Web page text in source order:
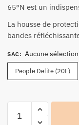
65°N est un
La housse de
bandes
SAC : Aucune sélection
People Delite (20L)